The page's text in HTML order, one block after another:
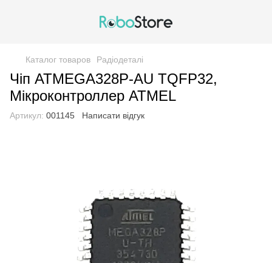
Каталог товаров Радіодеталі
Чіп ATMEGA328P-AU TQFP32,
Мікроконтроллер ATMEL
Артикул: 001145 Написати відгук